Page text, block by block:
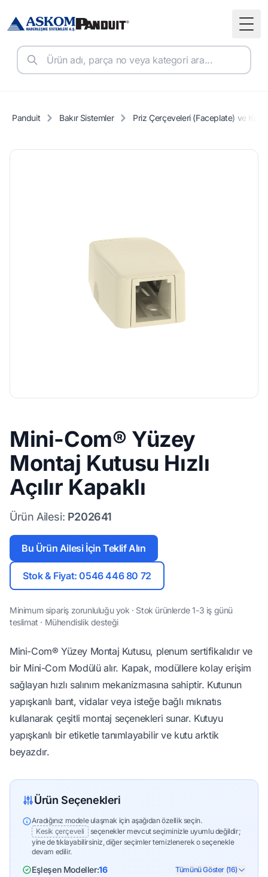
Panduit Bakır Sistemler Priz Çerçeveleri (Faceplate) ve
Mini-Com® Yüzey
Montaj Kutusu Hızlı
Açılır Kapaklı
Ürün Ailesi: P202641
Bu Ürün Ailesi İçin Teklif Alın
Stok & Fiyat: 0546 446 80 72
Minimum sipariş zorunluluğu yok · Stok ürünlerde 1-3 iş günü
teslimat · Mühendislik desteği
Mini-Com® Yüzey Montaj Kutusu, plenum sertifikalıdır ve
bir Mini-Com Modülü alır. Kapak, modüllere kolay erişim
sağlayan hızlı salınım mekanizmasına sahiptir. Kutunun
yapışkanlı bant, vidalar veya isteğe bağlı mıknatıs
kullanarak çeşitli montaj seçenekleri sunar. Kutuyu
yapışkanlı bir etiketle tanımlayabilir ve kutu arktik
beyazdır.
Ürün Seçenekleri
Aradığınız modele ulaşmak için aşağıdan özellik seçin.
Kesik çerçeveli
seçenekler mevcut seçiminizle uyumlu değildir;
yine de tıklayabilirsiniz, diğer seçimler temizlenerek o seçenekle
devam edilir.
Eşleşen Modeller:16 Tümünü Göster (16)